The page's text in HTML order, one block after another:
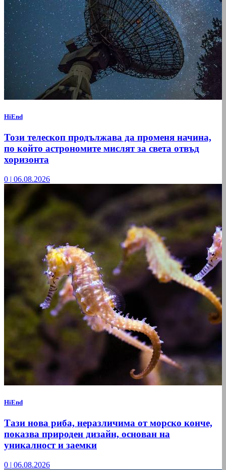
HiEnd
Този телескоп продължава да променя начина,
по който астрономите мислят за света отвъд
хоризонта
0 | 06.08.2026
HiEnd
Тази нова риба, неразличима от морско конче,
показва природен дизайн, основан на
уникалност и заемки
0 | 06.08.2026